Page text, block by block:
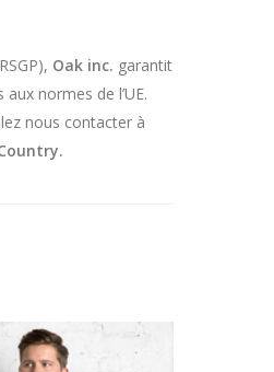
Oak inc. garantit
normes de l’UE.
nous contacter à